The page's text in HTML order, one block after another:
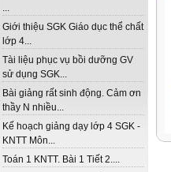
...
Giới thiệu SGK Giáo dục thể chất
lớp 4...
Tài liệu phục vụ bồi dưỡng GV
sử dụng SGK...
Bài giảng rất sinh động. Cảm ơn
thầy N nhiều...
Kế hoạch giảng dạy lớp 4 SGK -
KNTT Môn...
Toán 1 KNTT. Bài 1 Tiết 2....